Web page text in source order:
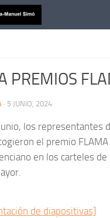
PREMIOS
· 5 JUNIO, 2024
los representantes
el premio FLAMA
en los carteles
de diapositivas]